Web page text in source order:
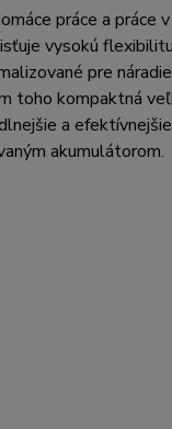
práce a práce
vysokú
pre
toho kompaktná
a
akumulátorom.